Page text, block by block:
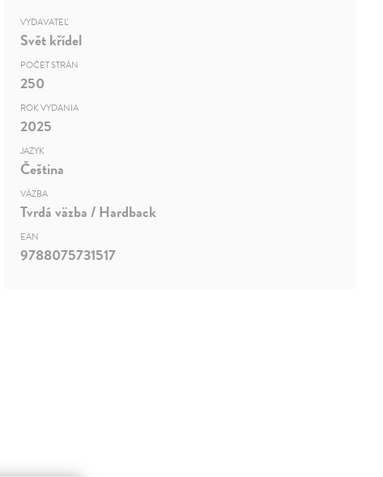
VYDAVATEĽ
Svět křídel
POČET STRÁN
250
ROK VYDANIA
2025
JAZYK
Čeština
VÄZBA
Tvrdá väzba / Hardback
EAN
9788075731517